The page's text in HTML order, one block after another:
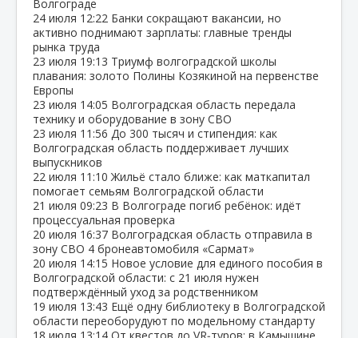
Волгограде
24 июля 12:22 Банки сокращают вакансии, но
активно поднимают зарплаты: главные тренды
рынка труда
23 июля 19:13 Триумф волгоградской школы
плавания: золото Полины Козякиной на первенстве
Европы
23 июля 14:05 Волгоградская область передала
технику и оборудование в зону СВО
23 июля 11:56 До 300 тысяч и стипендия: как
Волгоградская область поддерживает лучших
выпускников
22 июля 11:10 Жильё стало ближе: как маткапитал
помогает семьям Волгоградской области
21 июля 09:23 В Волгограде погиб ребёнок: идёт
процессуальная проверка
20 июля 16:37 Волгоградская область отправила в
зону СВО 4 бронеавтомобиля «Сармат»
20 июля 14:15 Новое условие для единого пособия в
Волгоградской области: с 21 июля нужен
подтверждённый уход за родственником
19 июля 13:43 Ещё одну библиотеку в Волгоградской
области переоборудуют по модельному стандарту